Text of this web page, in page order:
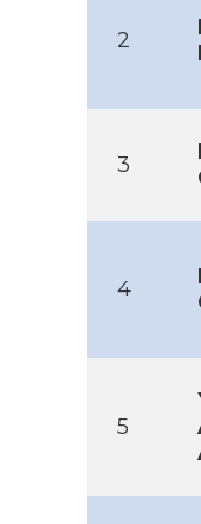
2
3
4
5